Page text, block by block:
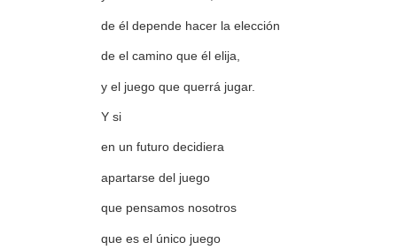
de él depende hacer la elección
de el camino que él elija,
y el juego que querrá jugar.
Y si
en un futuro decidiera
apartarse del juego
que pensamos nosotros
que es el único juego